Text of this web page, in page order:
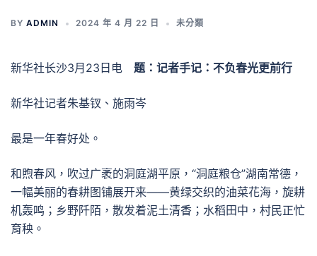
BY ADMIN 2024 年 4 月 22 日 未分類
新华社长沙3月23日电 题：记者手记：不负春光更前行
新华社记者朱基钗、施雨岑
最是一年春好处。
和煦春风，吹过广袤的洞庭湖平原，“洞庭粮仓”湖南常德，
一幅美丽的春耕图铺展开来——黄绿交织的油菜花海，旋耕
机轰鸣；乡野阡陌，散发着泥土清香；水稻田中，村民正忙
育秧。